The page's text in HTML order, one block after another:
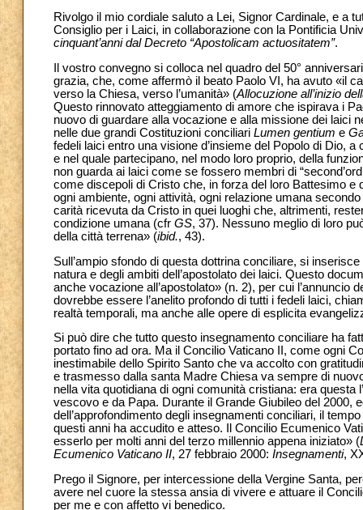
Rivolgo il mio cordiale saluto a Lei, Signor Cardinale, e a
Consiglio per i Laici, in collaborazione con la Pontificia
cinquant’anni dal Decreto “Apostolicam actuositatem”.
Il vostro convegno si colloca nel quadro del 50°
grazia, che, come affermò il beato Paolo VI, ha avuto «il
verso la Chiesa, verso l’umanità» (Allocuzione all’inizio
Questo rinnovato atteggiamento di amore che ispirava i
nuovo di guardare alla vocazione e alla missione dei laici
nelle due grandi Costituzioni conciliari Lumen gentium e
fedeli laici entro una visione d’insieme del Popolo di Dio,
e nel quale partecipano, nel modo loro proprio, della
non guarda ai laici come se fossero membri di
come discepoli di Cristo che, in forza del loro Battesimo e
ogni ambiente, ogni attività, ogni relazione umana
carità ricevuta da Cristo in quei luoghi che, altrimenti,
condizione umana (cfr GS, 37). Nessuno meglio di loro
della città terrena» (ibid., 43).
Sull’ampio sfondo di questa dottrina conciliare, si
natura e degli ambiti dell’apostolato dei laici. Questo
anche vocazione all’apostolato» (n. 2), per cui l’annuncio
dovrebbe essere l’anelito profondo di tutti i fedeli laici,
realtà temporali, ma anche alle opere di esplicita
Si può dire che tutto questo insegnamento conciliare ha
portato fino ad ora. Ma il Concilio Vaticano II, come ogni
inestimabile dello Spirito Santo che va accolto con
e trasmesso dalla santa Madre Chiesa va sempre di
nella vita quotidiana di ogni comunità cristiana: era
vescovo e da Papa. Durante il Grande Giubileo del 2000,
dell’approfondimento degli insegnamenti conciliari, il
questi anni ha accudito e atteso. Il Concilio Ecumenico
esserlo per molti anni del terzo millennio appena iniziato» (
Ecumenico Vaticano II, 27 febbraio 2000: Insegnamenti,
Prego il Signore, per intercessione della Vergine Santa,
avere nel cuore la stessa ansia di vivere e attuare il
per me e con affetto vi benedico.